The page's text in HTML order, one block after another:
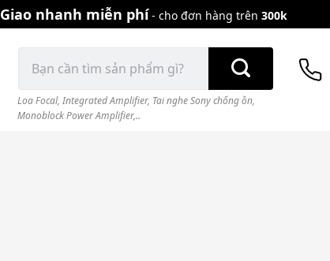
Giao nhanh miễn phí- cho đơn hàng trên 300k
kiếm:
Loa Focal, Integrated Amplifier, Tai nghe Sony chống ồn,
Monoblock Power Amplifier,..